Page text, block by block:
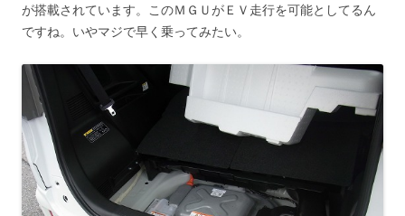
が搭載されています。このＭＧＵがＥＶ走行を可能としてるん
ですね。いやマジで早く乗ってみたい。